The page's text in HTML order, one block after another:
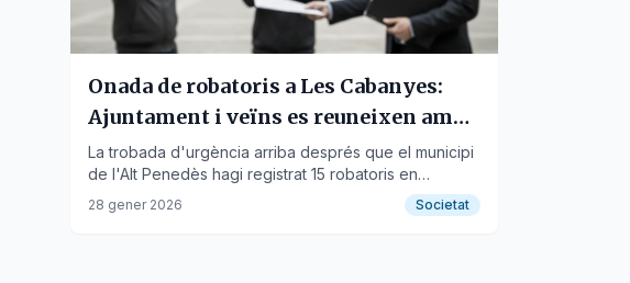
Onada de robatoris a Les Cabanyes:
Ajuntament i veïns es reuneixen amb
Interior i Mossos
La trobada d'urgència arriba després que el municipi
de l'Alt Penedès hagi registrat 15 robatoris en
domicilis només durant el mes de gener.
28 gener 2026 Societat